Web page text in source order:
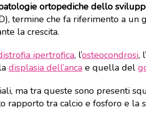
ortopediche dello
termine che fa riferimento a un
la crescita.
ipertrofica, l’osteocondrosi,
displasia dell’anca e quella del
ma tra queste sono presenti
rapporto tra calcio e fosforo e la